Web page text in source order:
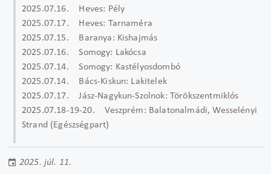
2025.07.16. Heves: Pély
2025.07.17. Heves: Tarnaméra
2025.07.15. Baranya: Kishajmás
2025.07.16. Somogy: Lakócsa
2025.07.14. Somogy: Kastélyosdombó
2025.07.14. Bács-Kiskun: Lakitelek
2025.07.17. Jász-Nagykun-Szolnok: Törökszentmiklós
2025.07.18-19-20. Veszprém: Balatonalmádi, Wesselényi
Strand (Egészségpart)
2025. júl. 11.